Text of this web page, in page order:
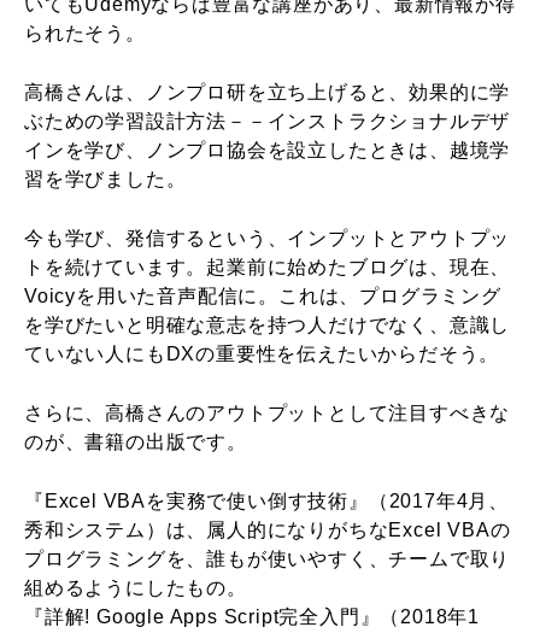
いてもUdemyならば豊富な講座があり、最新情報が得
られたそう。
高橋さんは、ノンプロ研を立ち上げると、効果的に学
ぶための学習設計方法－－インストラクショナルデザ
インを学び、ノンプロ協会を設立したときは、越境学
習を学びました。
今も学び、発信するという、インプットとアウトプッ
トを続けています。起業前に始めたブログは、現在、
Voicyを用いた音声配信に。これは、プログラミング
を学びたいと明確な意志を持つ人だけでなく、意識し
ていない人にもDXの重要性を伝えたいからだそう。
さらに、高橋さんのアウトプットとして注目すべきな
のが、書籍の出版です。
『Excel VBAを実務で使い倒す技術』（2017年4月、
秀和システム）は、属人的になりがちなExcel VBAの
プログラミングを、誰もが使いやすく、チームで取り
組めるようにしたもの。
『詳解! Google Apps Script完全入門』（2018年1